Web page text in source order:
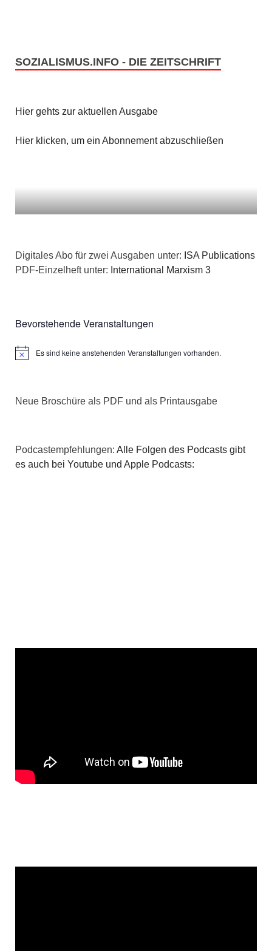
SOZIALISMUS.INFO - DIE ZEITSCHRIFT
Hier gehts zur aktuellen Ausgabe
Hier klicken, um ein Abonnement abzuschließen
Digitales Abo für zwei Ausgaben unter: ISA Publications
PDF-Einzelheft unter: International Marxism 3
Bevorstehende Veranstaltungen
HinweisEs sind keine anstehenden Veranstaltungen vorhanden.
Neue Broschüre als PDF und als Printausgabe
Podcastempfehlungen: Alle Folgen des Podcasts gibt
es auch bei Youtube und Apple Podcasts: